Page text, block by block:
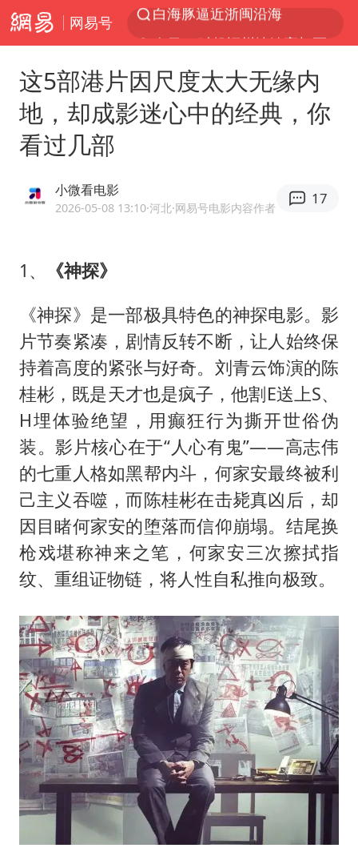
网易号
上门女婿出轨女邻居多年被判重婚罪
上海大部迎大暴雨
《龙餐馆》 冲奖
武契奇会见泽连斯基有何意图
构建更高水平的全民健身公共服务体系
这5部港片因尺度太大无缘内
地，却成影迷心中的经典，你
看过几部
小微看电影
2026-05-08 13:10·河北·网易号电影内容作者
17
1、
《神探》
《神探》是一部极具特色的神探电影。影
片节奏紧凑，剧情反转不断，让人始终保
持着高度的紧张与好奇。刘青云饰演的陈
桂彬，既是天才也是疯子，他割E送上S、
H埋体验绝望，用癫狂行为撕开世俗伪
装。影片核心在于“人心有鬼”——高志伟
的七重人格如黑帮内斗，何家安最终被利
己主义吞噬，而陈桂彬在击毙真凶后，却
因目睹何家安的堕落而信仰崩塌。结尾换
枪戏堪称神来之笔，何家安三次擦拭指
纹、重组证物链，将人性自私推向极致。